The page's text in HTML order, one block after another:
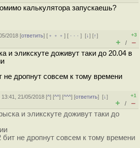
калькулятора запускаешь?
2018 [ответить] [ ﹢﹢﹢] [ · · ·][↓] [↑]
+3
+ / –
и эликскуте доживут таки до 20.04 в
не дропнут совсем к тому времени
13:41, 21/05/2018 [^] [^^] [^^^] [ответить][↓]
+1
+ / –
и эликскуте доживут таки до
не дропнут совсем к тому времени